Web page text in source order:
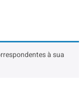
à sua